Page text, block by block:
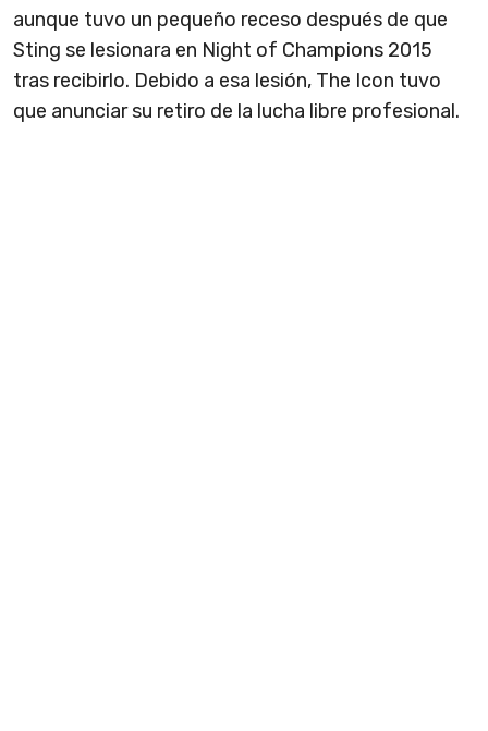
aunque tuvo un pequeño receso después de que
Sting se lesionara en Night of Champions 2015
tras recibirlo. Debido a esa lesión, The Icon tuvo
que anunciar su retiro de la lucha libre profesional.